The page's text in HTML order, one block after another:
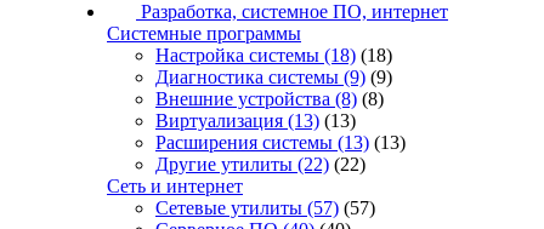
Разработка, системное ПО, интернет
Системные программы
Настройка системы (18) (18)
Диагностика системы (9) (9)
Внешние устройства (8) (8)
Виртуализация (13) (13)
Расширения системы (13) (13)
Другие утилиты (22) (22)
Сеть и интернет
Сетевые утилиты (57) (57)